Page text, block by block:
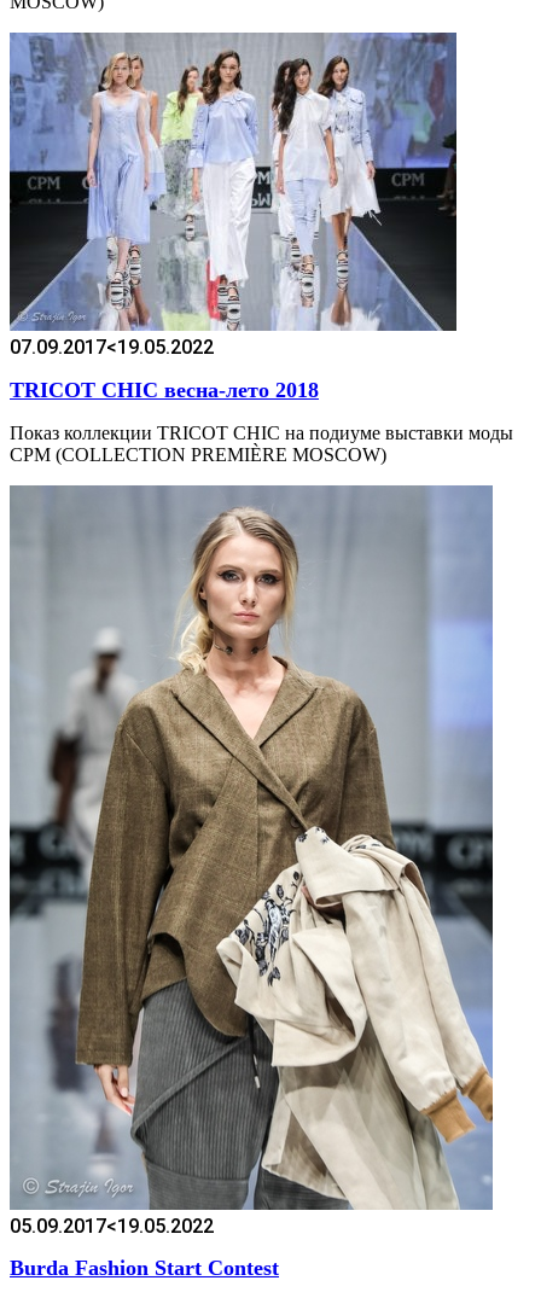
07.09.2017<19.05.2022
TRICOT CHIC весна-лето 2018
Показ коллекции TRICOT CHIC на подиуме выставки моды
CPM (COLLECTION PREMIÈRE MOSCOW)
05.09.2017<19.05.2022
Burda Fashion Start Contest